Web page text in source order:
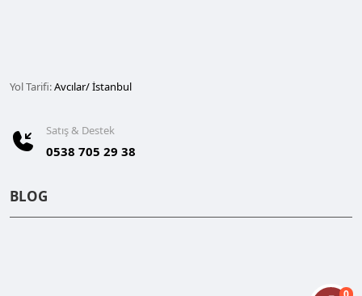
Yol Tarifi:Avcılar/ İstanbul
Satış & Destek
0538 705 29 38
BLOG